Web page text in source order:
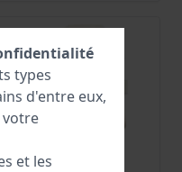
types
d'entre eux,
votre
et les